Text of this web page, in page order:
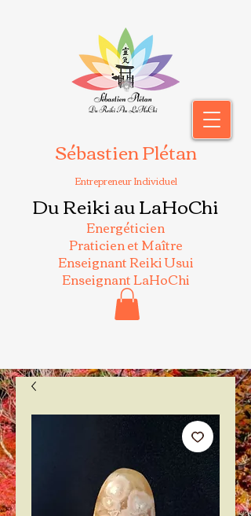
Sébastien Plétan
Entrepreneur Individuel
Du Reiki au LaHoChi
Energéticien
Praticien et Maître
Enseignant Reiki Usui
Enseignant LaHoChi